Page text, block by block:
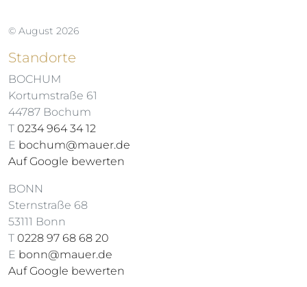
© August 2026
Standorte
BOCHUM
Kortumstraße 61
44787 Bochum
T 0234 964 34 12
E bochum@mauer.de
Auf Google bewerten
BONN
Sternstraße 68
53111 Bonn
T 0228 97 68 68 20
E bonn@mauer.de
Auf Google bewerten